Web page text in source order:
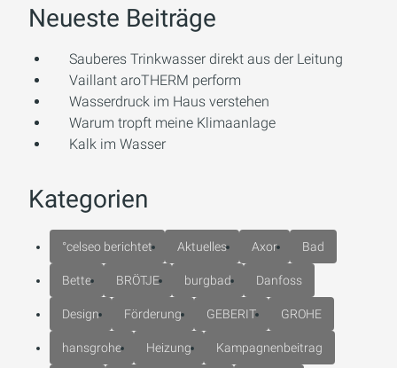
Neueste Beiträge
Sauberes Trinkwasser direkt aus der Leitung
Vaillant aroTHERM perform
Wasserdruck im Haus verstehen
Warum tropft meine Klimaanlage
Kalk im Wasser
Kategorien
°celseo berichtet Aktuelles Axor Bad
Bette BRÖTJE burgbad Danfoss
Design Förderung GEBERIT GROHE
hansgrohe Heizung Kampagnenbeitrag